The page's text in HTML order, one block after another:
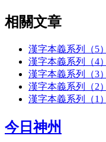
相關文章
漢字本義系列（5
漢字本義系列（4
漢字本義系列（3
漢字本義系列（2
漢字本義系列（1
今日神州